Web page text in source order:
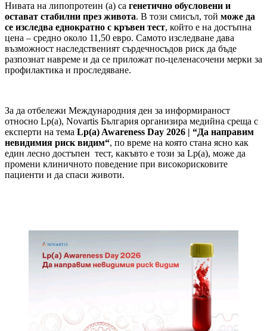
Нивата на липопротеин (а) са генетично обусловени и
остават стабилни през живота. В този смисъл, той може да
се изследва еднократно с кръвен тест, който е на достъпна
цена – средно около 11,50 евро. Самото изследване дава
възможност наследственият сърдечносъдов риск да бъде
разпознат навреме и да се приложат по-целенасочени мерки за
профилактика и проследяване.
За да отбележи Международния ден за информираност
относно Lp(a), Novartis България организира медийна среща с
експерти на тема Lp(a) Awareness Day 2026 | “Да направим
невидимия риск видим“, по време на която стана ясно как
един лесно достъпен тест, какъвто е този за Lp(a), може да
промени клиничното поведение при високорисковите
пациенти и да спаси животи.